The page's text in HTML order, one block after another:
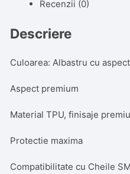
Recenzii (0)
Descriere
Culoarea: Albastru cu
Aspect premium
Material TPU, finisaje
Protectie maxima
Compatibilitate cu Cheile